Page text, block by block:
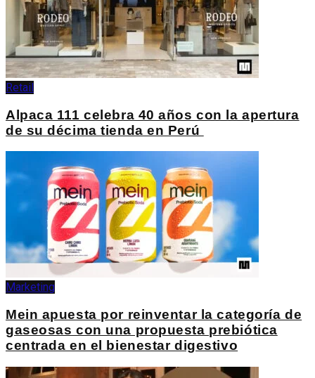
Retail
Alpaca 111 celebra 40 años con la apertura
de su décima tienda en Perú
Marketing
Mein apuesta por reinventar la categoría de
gaseosas con una propuesta prebiótica
centrada en el bienestar digestivo